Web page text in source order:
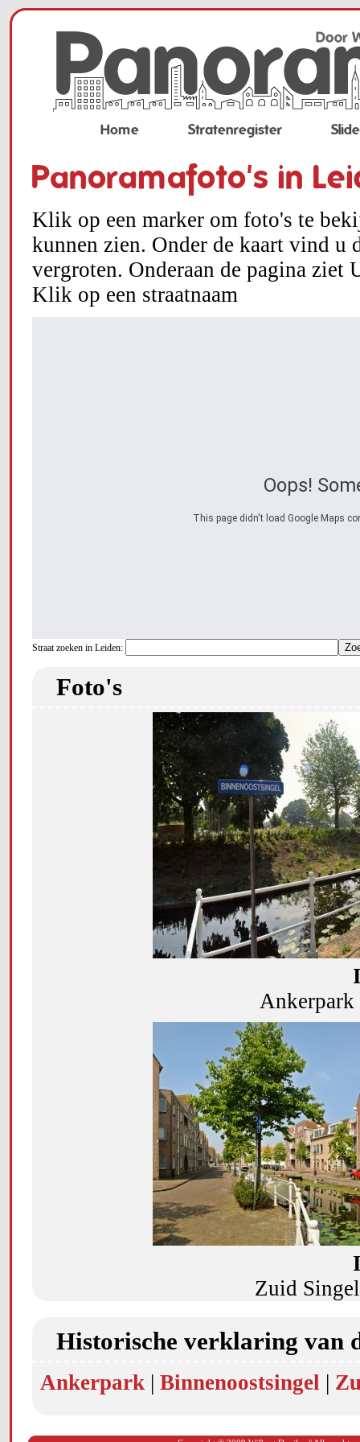
Home Stratenregister
Panoramafoto's in
Klik op een marker om foto's te
kunnen zien. Onder de kaart vind
vergroten. Onderaan de pagina ziet
Klik op een straatnaam
Oops!
This page didn't load Google Maps
Straat zoeken in Leiden:
Foto's
Ankerpark
Zuid
Historische verklaring van
Ankerpark | Binnenoostsingel |